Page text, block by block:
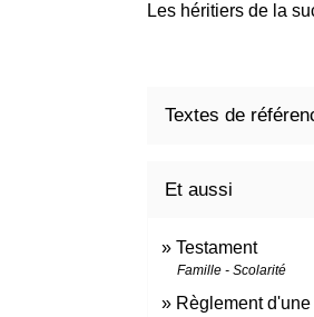
Les héritiers de la
Textes de
Et aussi
Testament
Famille - Scolarité
Règlement